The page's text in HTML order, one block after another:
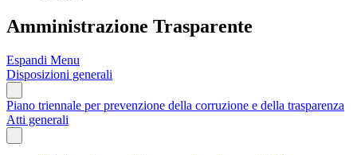
Amministrazione Trasparente
Espandi Menu
Disposizioni generali
Piano triennale per prevenzione della corruzione e della trasparenza
Atti generali